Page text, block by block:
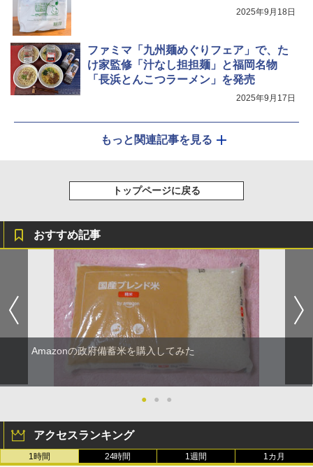
2025年9月18日
ファミマ「九州麺めぐりフェア」で、た
け家監修「汁なし担担麺」と福岡名物
「長浜とんこつラーメン」を発売
2025年9月17日
もっと関連記事を見る
トップページに戻る
おすすめ記事
Amazonの政府備蓄米を購入してみた
● ● ●
アクセスランキング
1時間 24時間 1週間 1カ月